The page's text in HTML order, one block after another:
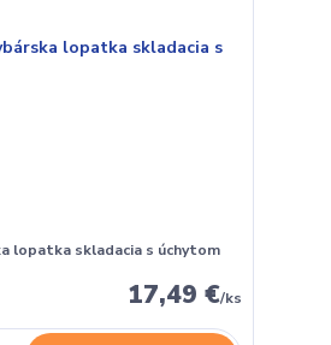
lopatka skladacia s úchytom
17,49 €/ks